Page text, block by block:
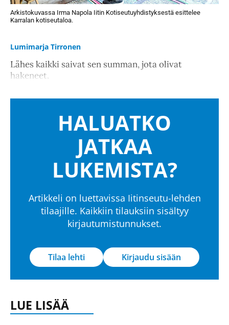
Arkistokuvassa Irma Napola Iitin Kotiseutuyhdistyksestä esittelee
Karralan kotiseutaloa.
Lumimarja Tirronen
Lähes kaikki saivat sen summan, jota olivat
hakeneet.
HALUATKO
JATKAA
LUKEMISTA?
Artikkeli on luettavissa Iitinseutu-lehden
tilaajille. Kaikkiin tilauksiin sisältyy
kirjautumistunnukset.
Tilaa lehti Kirjaudu sisään
LUE LISÄÄ